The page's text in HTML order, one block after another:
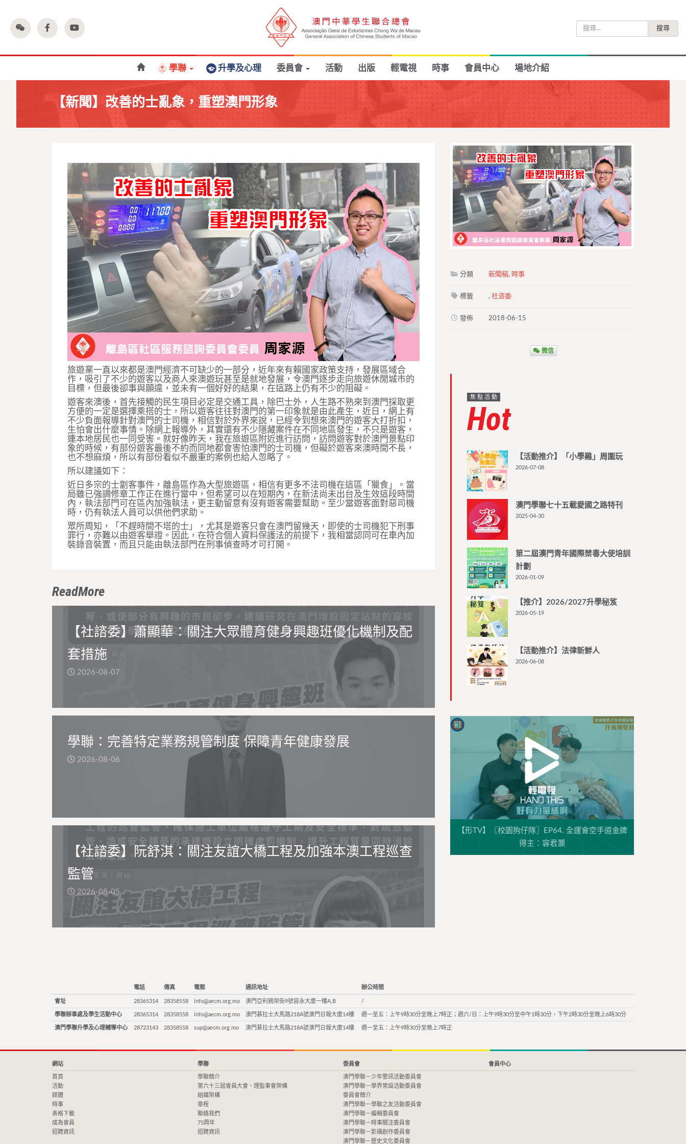
尋
學聯 升學及心理 委員會 活動 出版 輕電視 時事 會員中心 場地介紹
【新聞】改善的士亂象，重塑澳門形象
旅遊業一直以來都是澳門經濟不可缺少的一部分，近年來有賴國家政策支持，發展區域合
作，吸引了不少的遊客以及商人來澳遊玩甚至是就地發展，令澳門逐步走向旅遊休閒城市的
目標，但最後卻事與願違，並未有一個好好的結果，在這路上仍有不少的阻礙。
遊客來澳後，首先接觸的民生項目必定是交通工具，除巴士外，人生路不熟來到澳門採取更
方便的一定是選擇乘搭的士，所以遊客往往對澳門的第一印象就是由此產生，近日，網上有
不少負面報導針對澳門的士司機，相信對於外界來說，已經令到想來澳門的遊客大打折扣，
生怕會出什麼事情。除網上報導外，其實還有不少隱藏案件在不同地區發生，不只是遊客，
連本地居民也一同受害。就好像昨天，我在旅遊區附近進行訪問，訪問遊客對於澳門景點印
象的時候，有部份遊客最後不約而同地都會害怕澳門的士司機，但礙於遊客來澳時間不長，
也不想麻煩，所以有部份看似不嚴重的案例也給人忽略了。
所以建議如下：
近日多宗的士劏客事件，離島區作為大型旅遊區，相信有更多不法司機在這區「獵食」。當
局雖已強調修章工作正在進行當中，但希望可以在短期內，在新法尚未出台及生效這段時間
內，執法部門可在區內加強執法，更主動留意有沒有遊客需要幫助。至少當遊客面對惡司機
時，仍有執法人員可以供他們求助。
眾所周知，「不趕時間不塔的士」，尤其是遊客只會在澳門留幾天，即使的士司機犯下刑事
罪行，亦難以由遊客舉證。因此，在符合個人資料保護法的前提下，我相當認同可在車內加
裝錄音裝置，而且只能由執法部門在刑事偵查時才可打開。
ReadMore
【社諮委】蕭顯華：關注大眾體育健身興趣班優化機制及配
套措施
2026-08-07
學聯：完善特定業務規管制度 保障青年健康發展
2026-08-06
【社諮委】阮舒淇：關注友誼大橋工程及加強本澳工程巡查
監管
2026-08-05
分類 新聞稿, 時事
標籤 ,社咨委
發佈 2018-06-15
微信
焦點活動
Hot
【活動推介】「小學雞」周圍玩
2026-07-08
澳門學聯七十五載愛國之路特刊
2025-04-30
第二屆澳門青年國際禁毒大使培訓
計劃
2026-01-09
【推介】2026/2027升學秘笈
2026-05-19
【活動推介】法律新鮮人
2026-06-08
【形TV】〖校園狗仔隊〗EP64. 全運會空手道金牌
得主：容君灝
電話 傳真 電郵 通訊地址 辦公時間
會址 28365314 28358558 info@aecm.org.mo 澳門亞利鴉架街9號容永大廈一樓A,B /
學聯辦事處及學生活動中心 28365314 28358558 info@aecm.org.mo 澳門慕拉士大馬路218A號澳門日報大廈14樓 週一至五：上午9時30分至晚上7時正；週六/日：上午9時30分至中午1時30分，下午2時30分至晚上6時30分
澳門學聯升學及心理輔導中心 28723143 28358558 sup@aecm.org.mo 澳門慕拉士大馬路218A號澳門日報大廈14樓 週一至五：上午9時30分至晚上7時正
網站
首頁
活動
媒體
時事
表格下載
成為會員
招聘資訊
學聯
學聯簡介
第六十三屆會員大會、理監事會架構
組織架構
章程
聯絡我們
75周年
招聘資訊
委員會
澳門學聯－少年警訊活動委員會
澳門學聯－學界常設活動委員會
委員會簡介
澳門學聯－學聯之友活動委員會
澳門學聯－編輯委員會
澳門學聯－時事關注委員會
澳門學聯－影攝創作委員會
澳門學聯－歷史文化委員會
會員中心